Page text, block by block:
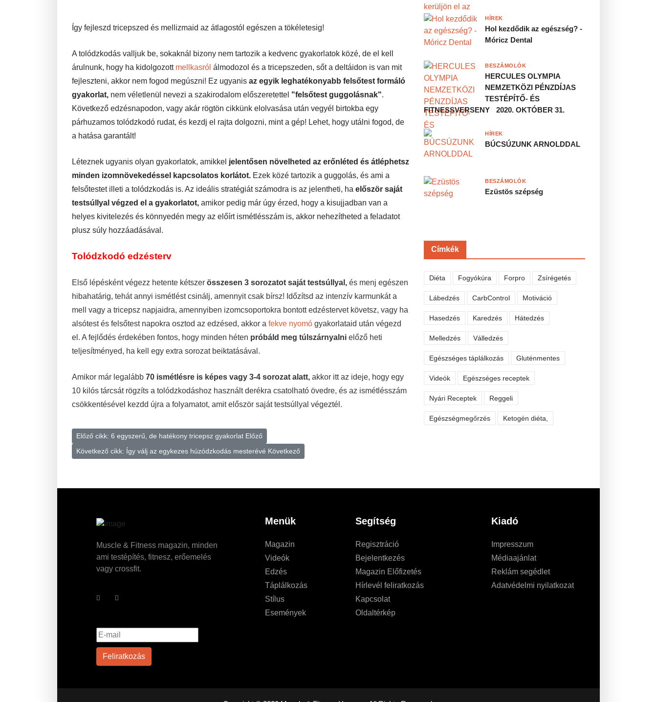
Így fejleszd tricepszed és mellizmaid az átlagostól egészen a tökéletesig!
A tolódzkodás valljuk be, sokaknál bizony nem tartozik a kedvenc gyakorlatok közé, de el kell
árulnunk, hogy ha kidolgozott mellkasról álmodozol és a tricepszeden, sőt a deltáidon is van mit
fejleszteni, akkor nem fogod megúszni! Ez ugyanis az egyik leghatékonyabb felsőtest formáló
gyakorlat, nem véletlenül nevezi a szakirodalom előszeretettel "felsőtest guggolásnak".
Következő edzésnapodon, vagy akár rögtön cikkünk elolvasása után vegyél birtokba egy
párhuzamos tolódzkodó rudat, és kezdj el rajta dolgozni, mint a gép! Lehet, hogy utálni fogod, de
a hatása garantált!
Léteznek ugyanis olyan gyakorlatok, amikkel jelentősen növelheted az erőnléted és átléphetsz
minden izomnövekedéssel kapcsolatos korlátot. Ezek közé tartozik a guggolás, és ami a
felsőtestet illeti a tolódzkodás is. Az ideális stratégiát számodra is az jelentheti, ha először saját
testsúllyal végzed el a gyakorlatot, amikor pedig már úgy érzed, hogy a kisujjadban van a
helyes kivitelezés és könnyedén megy az előírt ismétlésszám is, akkor nehezítheted a feladatot
plusz súly hozzáadásával.
Tolódzkodó edzésterv
Első lépésként végezz hetente kétszer összesen 3 sorozatot saját testsúllyal, és menj egészen
hibahatárig, tehát annyi ismétlést csinálj, amennyit csak bírsz! Időzítsd az intenzív karmunkát a
mell vagy a tricepsz napjaidra, amennyiben izomcsoportokra bontott edzéstervet követsz, vagy ha
alsótest és felsőtest napokra osztod az edzésed, akkor a fekve nyomó gyakorlataid után végezd
el. A fejlődés érdekében fontos, hogy minden héten próbáld meg túlszárnyalni előző heti
teljesítményed, ha kell egy extra sorozat beiktatásával.
Amikor már legalább 70 ismétlésre is képes vagy 3-4 sorozat alatt, akkor itt az ideje, hogy egy
10 kilós tárcsát rögzíts a tolódzkodáshoz használt derékra csatolható övedre, és az ismétlésszám
csökkentésével kezdd újra a folyamatot, amit először saját testsúllyal végeztél.
Előző cikk: 6 egyszerű, de hatékony tricepsz gyakorlat Előző
Következő cikk: Így válj az egykezes húzódzkodás mesterévé Következő
Hol kezdődik az egészség? -
Móricz Dental
HÍREK
HERCULES OLYMPIA
NEMZETKÖZI PÉNZDÍJAS
TESTÉPÍTŐ- ÉS
FITNESSVERSENY 2020. OKTÓBER 31.
BESZÁMOLÓK
BÚCSÚZUNK ARNOLDDAL
HÍREK
Ezüstös szépség
BESZÁMOLÓK
Címkék
Diéta Fogyókúra Forpro Zsírégetés
Lábedzés CarbControl Motiváció
Hasedzés Karedzés Hátedzés
Melledzés Válledzés
Egészséges táplálkozás Gluténmentes
Videók Egészséges receptek
Nyári Receptek Reggeli
Egészségmegőrzés Ketogén diéta,
Muscle & Fitness magazin, minden
ami testépítés, fitnesz, erőemelés
vagy crossfit.
Menük
Magazin
Videók
Edzés
Táplálkozás
Stílus
Események
Segítség
Regisztráció
Bejelentkezés
Magazin Előfizetés
Hírlevél feliratkozás
Kapcsolat
Oldaltérkép
Kiadó
Impresszum
Médiaajánlat
Reklám segédlet
Adatvédelmi nyilatkozat